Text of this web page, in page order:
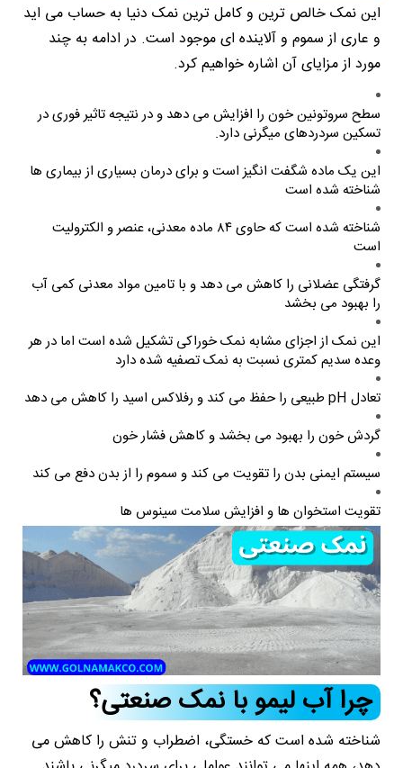
این نمک خالص ترین و کامل ترین نمک دنیا به حساب می اید
و عاری از سموم و آلاینده ای موجود است. در ادامه به چند
مورد از مزایای آن اشاره خواهیم کرد.
سطح سروتونین خون را افزایش می دهد و در نتیجه تاثیر فوری در
تسکین سردردهای میگرنی دارد.
این یک ماده شگفت انگیز است و برای درمان بسیاری از بیماری ها
شناخته شده است
شناخته شده است که حاوی ۸۴ ماده معدنی، عنصر و الکترولیت
است
گرفتگی عضلانی را کاهش می دهد و با تامین مواد معدنی کمی آب
را بهبود می بخشد
این نمک از اجزای مشابه نمک خوراکی تشکیل شده است اما در هر
وعده سدیم کمتری نسبت به نمک تصفیه شده دارد
تعادل pH طبیعی را حفظ می کند و رفلاکس اسید را کاهش می دهد
گردش خون را بهبود می بخشد و کاهش فشار خون
سیستم ایمنی بدن را تقویت می کند و سموم را از بدن دفع می کند
تقویت استخوان ها و افزایش سلامت سینوس ها
چرا آب لیمو با نمک صنعتی؟
شناخته شده است که خستگی، اضطراب و تنش را کاهش می